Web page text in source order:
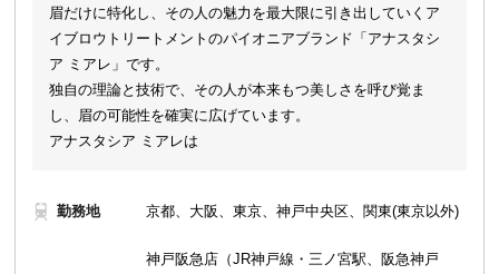
眉だけに特化し、その人の魅力を最大限に引き出していくア
イブロウトリートメントのパイオニアブランド「アナスタシ
ア ミアレ」です。
独自の理論と技術で、その人が本来もつ美しさを呼び覚ま
し、眉の可能性を確実に広げています。
アナスタシア ミアレは
勤務地 京都、大阪、東京、神戸中央区、関東(東京以外)
神戸阪急店（JR神戸線・三ノ宮駅、阪急神戸